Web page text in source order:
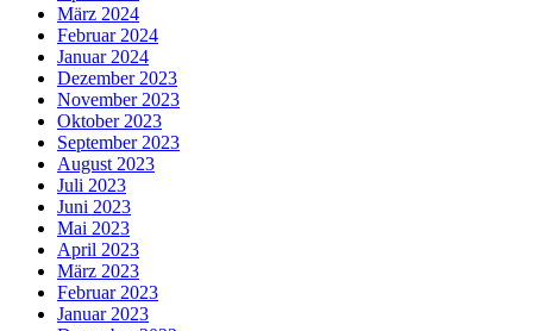
März 2024
Februar 2024
Januar 2024
Dezember 2023
November 2023
Oktober 2023
September 2023
August 2023
Juli 2023
Juni 2023
Mai 2023
April 2023
März 2023
Februar 2023
Januar 2023